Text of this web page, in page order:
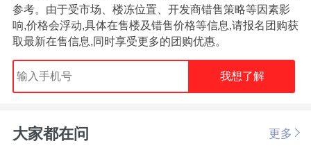
参考。由于受市场、楼冻位置、开发商错售策略等因素影
响,价格会浮动,具体在售楼及错售价格等信息,请报名团购获
取最新在售信息,同时享受更多的团购优惠。
我想了解
大家都在问 更多